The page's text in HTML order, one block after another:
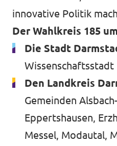
innovative Politik
Der Wahlkreis 185
Die Stadt
Den Landkreis
Gemeinden
Eppertshausen,
Messel, Modautal,